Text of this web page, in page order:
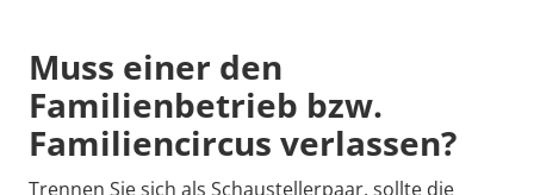
Muss einer den
Familienbetrieb bzw.
Familiencircus verlassen?
Trennen Sie sich als Schaustellerpaar, sollte die